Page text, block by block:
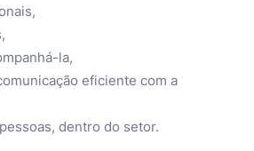
la,
eficiente com a
dentro do setor.